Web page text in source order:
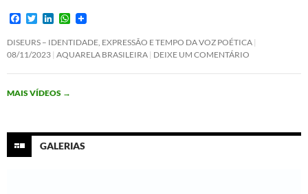
F
c
e
o
k
T
i
t
e
n
k
d
n
W
a
t
A
DISEURS – IDENTIDADE, EXPRESSÃO E TEMPO DA VOZ POÉTICA
08/11/2023 AQUARELA BRASILEIRA DEIXE UM COMENTÁRIO
MAIS VÍDEOS →
GALERIAS